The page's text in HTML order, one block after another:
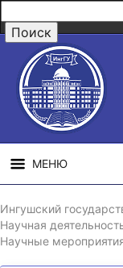
МЕНЮ
СВЕДЕНИЯ ОБ
ОРГАНИЗАЦИИ
Ингушский
Научная
Научные